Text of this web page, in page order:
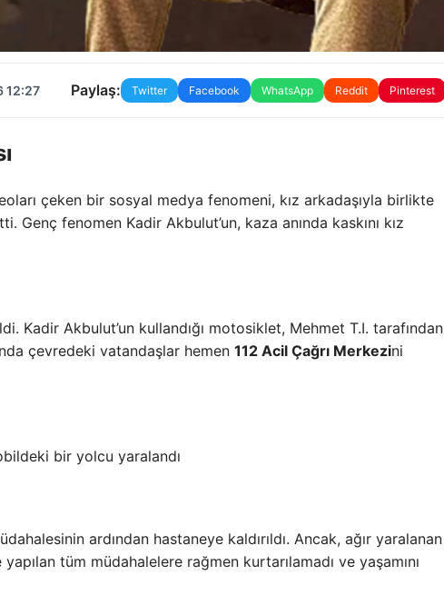
12:27 Paylaş: Twitter Facebook WhatsApp Reddit Pinterest
çeken bir sosyal medya fenomeni, kız arkadaşıyla birlikte
Genç fenomen Kadir Akbulut’un, kaza anında kaskını kız
Kadir Akbulut’un kullandığı motosiklet, Mehmet T.I. tarafından
çevredeki vatandaşlar hemen 112 Acil Çağrı Merkezini
bir yolcu yaralandı
ardından hastaneye kaldırıldı. Ancak, ağır yaralanan
tüm müdahalelere rağmen kurtarılamadı ve yaşamını